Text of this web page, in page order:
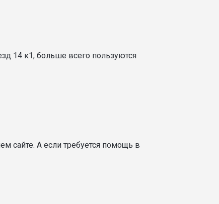
14 к1, больше всего пользуются
сайте. А если требуется помощь в